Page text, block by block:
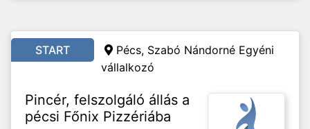
START
Pécs, Szabó Nándorné Egyéni
vállalkozó
Pincér, felszolgáló állás a
pécsi Főnix Pizzériába